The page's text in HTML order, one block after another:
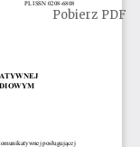
Pobierz
Pobierz PDF